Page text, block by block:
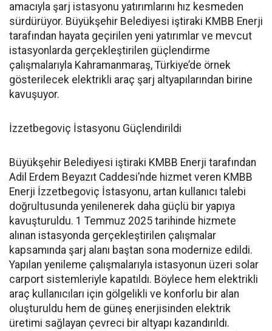
amacıyla şarj istasyonu yatırımlarını hız kesmeden
sürdürüyor. Büyükşehir Belediyesi iştiraki KMBB Enerji
tarafından hayata geçirilen yeni yatırımlar ve mevcut
istasyonlarda gerçekleştirilen güçlendirme
çalışmalarıyla Kahramanmaraş, Türkiye’de örnek
gösterilecek elektrikli araç şarj altyapılarından birine
kavuşuyor.
İzzetbegoviç İstasyonu Güçlendirildi
Büyükşehir Belediyesi iştiraki KMBB Enerji tarafından
Adil Erdem Beyazıt Caddesi’nde hizmet veren KMBB
Enerji İzzetbegoviç İstasyonu, artan kullanıcı talebi
doğrultusunda yenilenerek daha güçlü bir yapıya
kavuşturuldu. 1 Temmuz 2025 tarihinde hizmete
alınan istasyonda gerçekleştirilen çalışmalar
kapsamında şarj alanı baştan sona modernize edildi.
Yapılan yenileme çalışmalarıyla istasyonun üzeri solar
carport sistemleriyle kapatıldı. Böylece hem elektrikli
araç kullanıcıları için gölgelikli ve konforlu bir alan
oluşturuldu hem de güneş enerjisinden elektrik
üretimi sağlayan çevreci bir altyapı kazandırıldı.